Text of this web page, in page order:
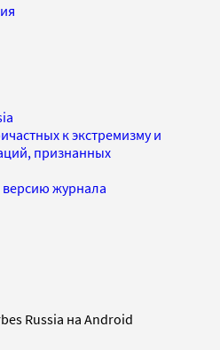
к экстремизму и
признанных
журнала
Russia на Android